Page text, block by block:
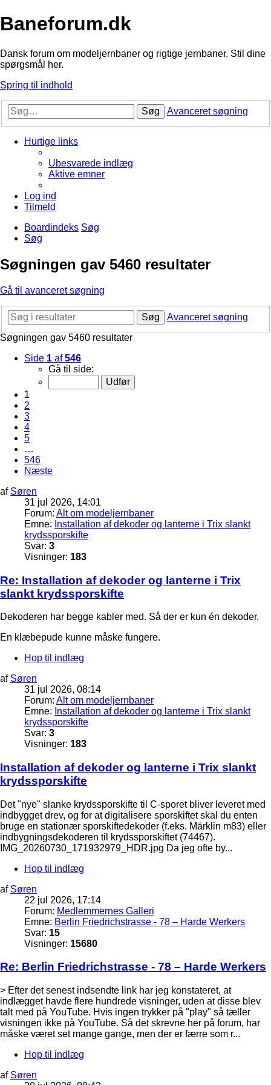
Baneforum.dk
Dansk forum om modeljernbaner og rigtige jernbaner. Stil dine
spørgsmål her.
Spring til indhold
Søg Avanceret søgning
Hurtige links
Ubesvarede indlæg
Aktive emner
Log ind
Tilmeld
Boardindeks Søg
Søg
Søgningen gav 5460 resultater
Gå til avanceret søgning
Søg
Avanceret søgning
Søgningen gav 5460 resultater
Side 1 af546
Gå til side:
1
2
3
4
5
…
546
Næste
af Søren
31 jul 2026, 14:01
Forum: Alt om modeljernbaner
Emne: Installation af dekoder og lanterne i Trix slankt
krydssporskifte
Svar: 3
Visninger: 183
Re: Installation af dekoder og lanterne i Trix
slankt krydssporskifte
Dekoderen har begge kabler med. Så der er kun én dekoder.
En klæbepude kunne måske fungere.
Hop til indlæg
af Søren
31 jul 2026, 08:14
Forum: Alt om modeljernbaner
Emne: Installation af dekoder og lanterne i Trix slankt
krydssporskifte
Svar: 3
Visninger: 183
Installation af dekoder og lanterne i Trix slankt
krydssporskifte
Det "nye" slanke krydssporskifte til C-sporet bliver leveret med
indbygget drev, og for at digitalisere sporskiftet skal du enten
bruge en stationær sporskiftedekoder (f.eks. Märklin m83) eller
indbygningsdekoderen til krydssporskiftet (74467).
IMG_20260730_171932979_HDR.jpg Da jeg ofte by...
Hop til indlæg
af Søren
22 jul 2026, 17:14
Forum: Medlemmernes Galleri
Emne: Berlin Friedrichstrasse - 78 – Harde Werkers
Svar: 15
Visninger: 15680
Re: Berlin Friedrichstrasse - 78 – Harde Werkers
> Efter det senest indsendte link har jeg konstateret, at
indlægget havde flere hundrede visninger, uden at disse blev
talt med på YouTube. Hvis ingen trykker på "play" så tæller
visningen ikke på YouTube. Så det skrevne her på forum, har
måske været set mange gange, men der er færre som r...
Hop til indlæg
af Søren